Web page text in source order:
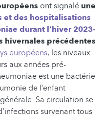
ont signalé une
des hospitalisations
durant l’hiver 2023-
hivernales précédentes
européens, les niveaux
aux années pré-
est une bactérie
de l’enfant
Sa circulation se
survenant tous